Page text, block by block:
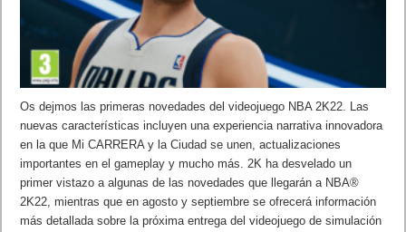
Os dejmos las primeras novedades del videojuego NBA 2K22. Las
nuevas características incluyen una experiencia narrativa innovadora
en la que Mi CARRERA y la Ciudad se unen, actualizaciones
importantes en el gameplay y mucho más. 2K ha desvelado un
primer vistazo a algunas de las novedades que llegarán a NBA®
2K22, mientras que en agosto y septiembre se ofrecerá información
más detallada sobre la próxima entrega del videojuego de simulación